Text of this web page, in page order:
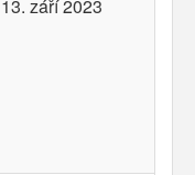
13. září 2023